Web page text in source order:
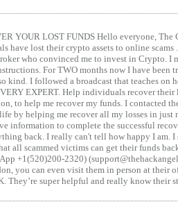
YOUR LOST FUNDS Hello everyone, The
lost their crypto assets to online scams .
who convinced me to invest in Crypto. I
For TWO months now I have been
kind. I followed a broadcast that teaches on
EXPERT. Help individuals recover their
to help me recover my funds. I contacted
by helping me recover all my losses in just
information to complete the successful
back. I really can't tell how happy I am.
all scammed victims can get their funds
+1(520)200-2320)
you can even visit them in person at their
They’re super helpful and really know their